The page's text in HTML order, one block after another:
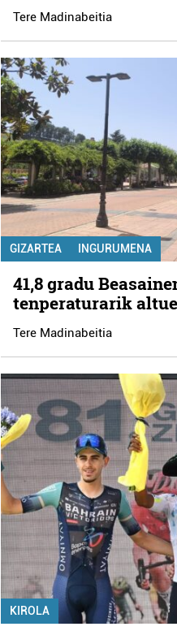
Tere Madinabeitia
GIZARTEA INGURUMENA
41,8 gradu
tenperaturarik
Tere Madinabeitia
KIROLA